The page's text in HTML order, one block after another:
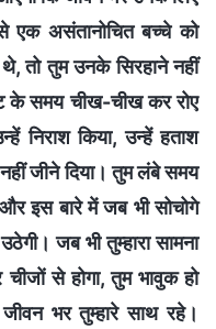
एक असंतानोचित बच्चे को
तो तुम उनके सिरहाने नहीं
के समय चीख-चीख कर रोए
निराश किया, उन्हें हताश
जीने दिया। तुम लंबे समय
इस बारे में जब भी सोचोगे
जब भी तुम्हारा सामना
से होगा, तुम भावुक हो
भर तुम्हारे साथ रहे।